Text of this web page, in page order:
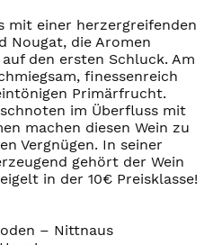
mit einer herzergreifenden
Nougat, die Aromen
den ersten Schluck. Am
finessenreich
Primärfrucht.
im Überfluss mit
machen diesen Wein zu
Vergnügen. In seiner
gehört der Wein
in der 10€ Preisklasse!
– Nittnaus